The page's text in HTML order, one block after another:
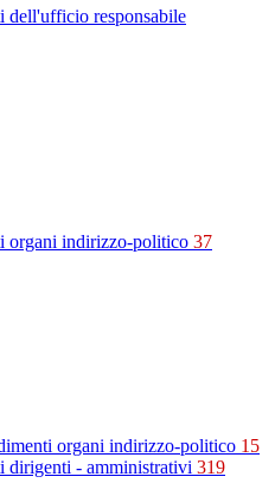
dell'ufficio responsabile
organi indirizzo-politico 37
organi indirizzo-politico 15
dirigenti - amministrativi 319